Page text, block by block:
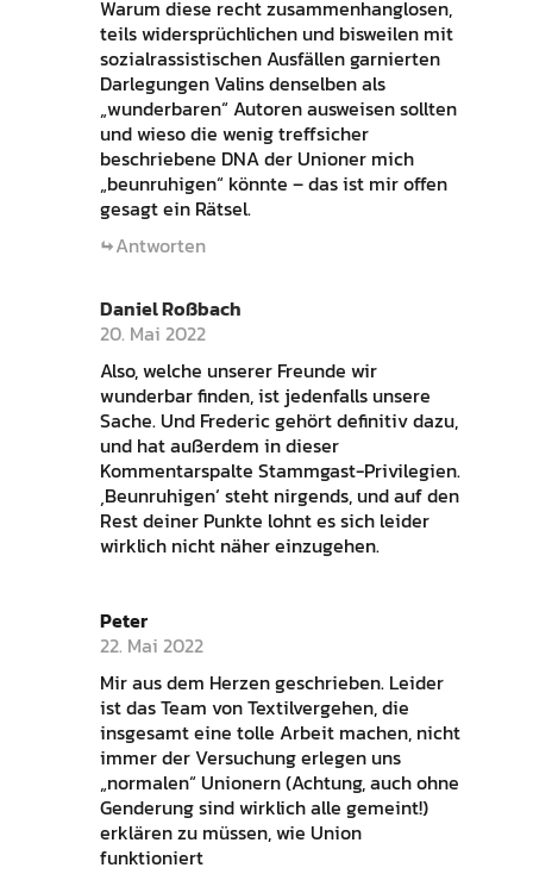
Warum diese recht zusammenhanglosen,
teils widersprüchlichen und bisweilen mit
sozialrassistischen Ausfällen garnierten
Darlegungen Valins denselben als
„wunderbaren“ Autoren ausweisen sollten
und wieso die wenig treffsicher
beschriebene DNA der Unioner mich
„beunruhigen“ könnte – das ist mir offen
gesagt ein Rätsel.
Antworten
Daniel Roßbach
20. Mai 2022
Also, welche unserer Freunde wir
wunderbar finden, ist jedenfalls unsere
Sache. Und Frederic gehört definitiv dazu,
und hat außerdem in dieser
Kommentarspalte Stammgast-Privilegien.
‚Beunruhigen‘ steht nirgends, und auf den
Rest deiner Punkte lohnt es sich leider
wirklich nicht näher einzugehen.
Peter
22. Mai 2022
Mir aus dem Herzen geschrieben. Leider
ist das Team von Textilvergehen, die
insgesamt eine tolle Arbeit machen, nicht
immer der Versuchung erlegen uns
„normalen“ Unionern (Achtung, auch ohne
Genderung sind wirklich alle gemeint!)
erklären zu müssen, wie Union
funktioniert